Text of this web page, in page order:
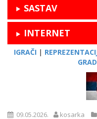
SASTAV
INTERNET
IGRAČI |
09.05.2026. kosarka